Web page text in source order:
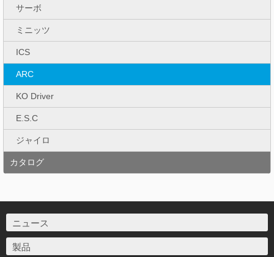
サーボ
ミニッツ
ICS
ARC
KO Driver
E.S.C
ジャイロ
カタログ
ニュース
製品